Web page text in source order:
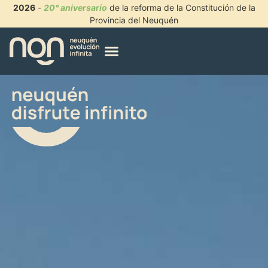
2026- 20° aniversario de la reforma de la Constitución de la
Provincia del Neuquén